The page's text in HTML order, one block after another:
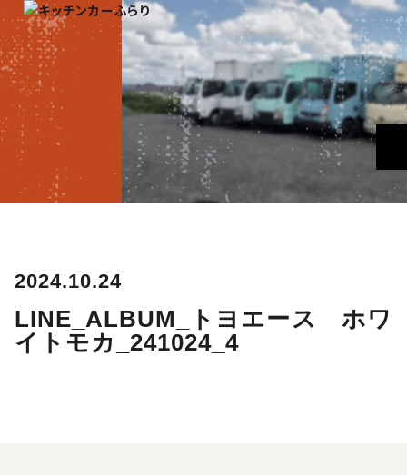
2024.10.24
LINE_ALBUM_トヨエース ホワ
イトモカ_241024_4